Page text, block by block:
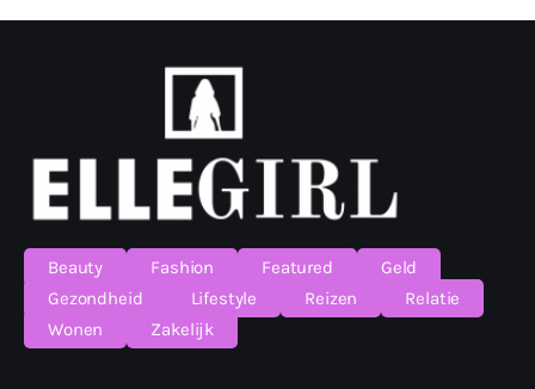
Beauty Fashion Featured
Geld
Gezondheid
Lifestyle Reizen
Relatie
Wonen
Zakelijk